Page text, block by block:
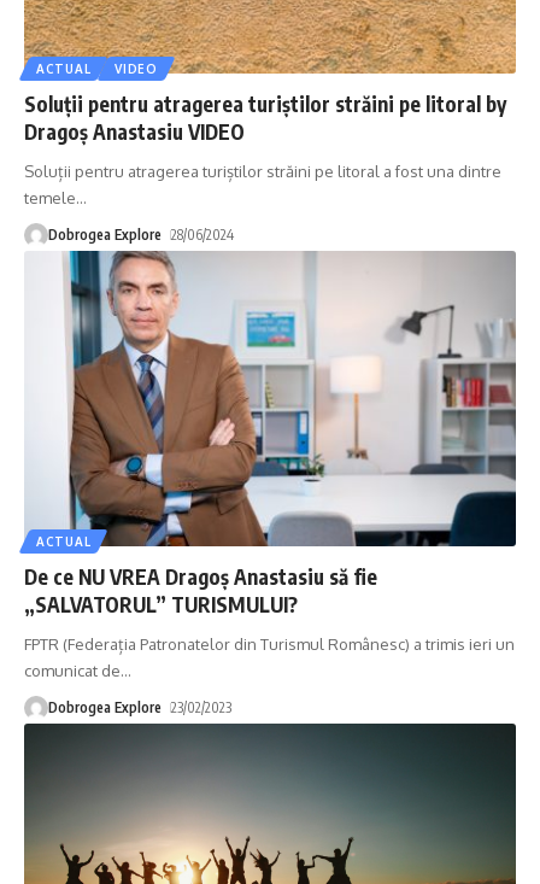
ACTUAL VIDEO
Soluții pentru atragerea turiștilor străini pe litoral by
Dragoș Anastasiu VIDEO
Soluții pentru atragerea turiștilor străini pe litoral a fost una dintre
temele…
Dobrogea Explore 28/06/2024
ACTUAL
De ce NU VREA Dragoș Anastasiu să fie
„SALVATORUL” TURISMULUI?
FPTR (Federația Patronatelor din Turismul Românesc) a trimis ieri un
comunicat de…
Dobrogea Explore 23/02/2023